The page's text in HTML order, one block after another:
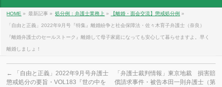
HOME » 最新記事 » 処分例：弁護士業務上 » 【離婚・面会交流】懲戒処分例 »
「自由と正義」2022年9月号『特集』離婚紛争と社会保障法・佐々木育子弁護士（奈良）
『離婚弁護士のセールストーク』離婚して母子家庭になっても安心して暮らせますよ。早く
離婚しましょ！
←
「自由と正義」2022年9月号弁護士
懲戒処分の要旨・VOL183『世の中を
「弁護士裁判情報」東京地裁 損害賠
償請求事件・被告本田一則弁護士（第